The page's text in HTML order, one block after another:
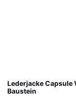
Lederjacke Capsule
Baustein